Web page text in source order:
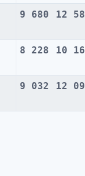
9 680 12
8 228 10
9 032 12